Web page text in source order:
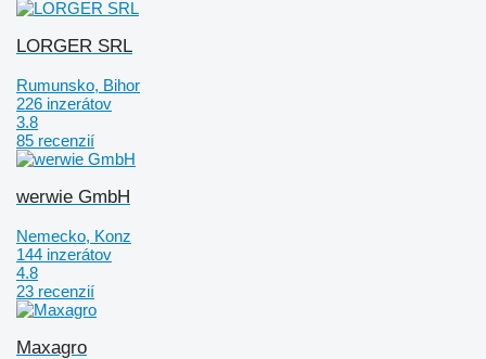
LORGER SRL
Rumunsko, Bihor
226 inzerátov
3.8
85 recenzií
werwie GmbH
Nemecko, Konz
144 inzerátov
4.8
23 recenzií
Maxagro